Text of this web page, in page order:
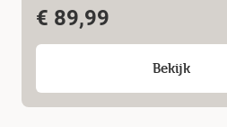
€ 89,99
Bekijk